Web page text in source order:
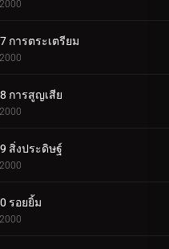
การตระเตรียม
การสูญเสีย
สิ่งประดิษฐ์
รอยยิ้ม